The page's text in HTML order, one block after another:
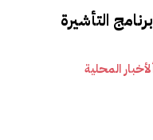
التأشيرة
المحلية